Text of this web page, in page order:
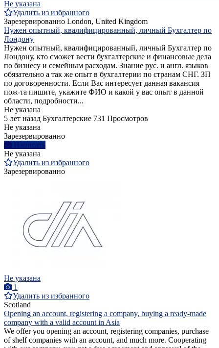
Не указана
Удалить из избранного
Зарезервированно London, United Kingdom
Нужен опытный, квалифицированный, личный Бухгалтер по
Лондону
Нужен опытный, квалифицированный, личный Бухгалтер по
Лондону, кто сможет вести бухгалтерские и финансовые дела
по бизнесу и семейным расходам. Знание рус. и англ. языков
обязательно а так же опыт в бухгалтерии по странам СНГ. ЗП
по договоренности. Если Вас интересует данная вакансия
пож-та пишите, укажите ФИО и какой у вас опыт в данной
области, подробности...
Не указана
5 лет назад Бухгалтерские 731 Просмотров
Не указана
Зарезервированно
Написать
Не указана
Удалить из избранного
Зарезервированно
Не указана
1
Удалить из избранного
Scotland
Opening an account, registering a company, buying a ready-made
company with a valid account in Asia
We offer you opening an account, registering companies, purchase
of shelf companies with an account, and much more. Cooperating